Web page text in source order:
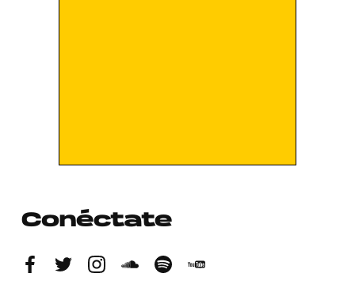
Conéctate